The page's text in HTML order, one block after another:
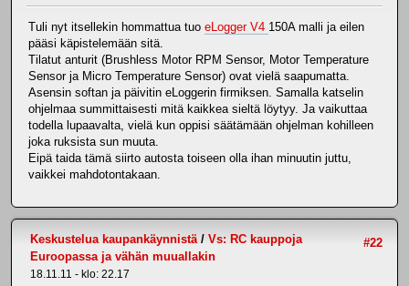
Tuli nyt itsellekin hommattua tuo eLogger V4 150A malli ja eilen
pääsi käpistelemään sitä.
Tilatut anturit (Brushless Motor RPM Sensor, Motor Temperature
Sensor ja Micro Temperature Sensor) ovat vielä saapumatta.
Asensin softan ja päivitin eLoggerin firmiksen. Samalla katselin
ohjelmaa summittaisesti mitä kaikkea sieltä löytyy. Ja vaikuttaa
todella lupaavalta, vielä kun oppisi säätämään ohjelman kohilleen
joka ruksista sun muuta.
Eipä taida tämä siirto autosta toiseen olla ihan minuutin juttu,
vaikkei mahdotontakaan.
#22
Keskustelua kaupankäynnistä / Vs: RC kauppoja
Euroopassa ja vähän muuallakin
18.11.11 - klo: 22.17